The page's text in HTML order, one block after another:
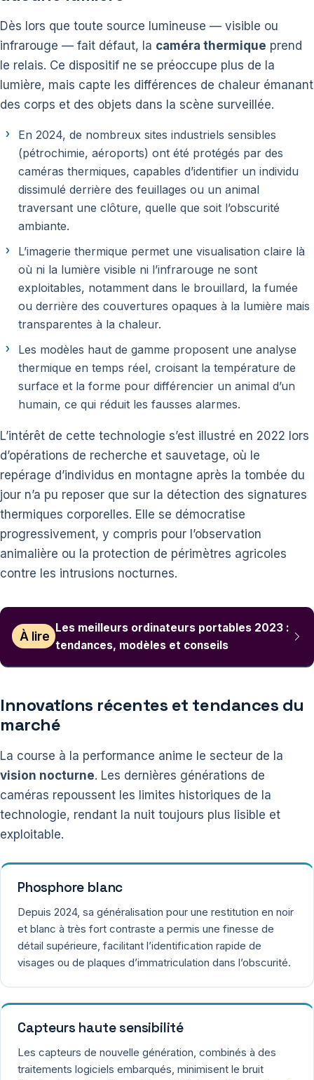
Dès lors que toute source lumineuse — visible ou
infrarouge — fait défaut, la caméra thermique prend
le relais. Ce dispositif ne se préoccupe plus de la
lumière, mais capte les différences de chaleur émanant
des corps et des objets dans la scène surveillée.
En 2024, de nombreux sites industriels sensibles
(pétrochimie, aéroports) ont été protégés par des
caméras thermiques, capables d’identifier un individu
dissimulé derrière des feuillages ou un animal
traversant une clôture, quelle que soit l’obscurité
ambiante.
L’imagerie thermique permet une visualisation claire là
où ni la lumière visible ni l’infrarouge ne sont
exploitables, notamment dans le brouillard, la fumée
ou derrière des couvertures opaques à la lumière mais
transparentes à la chaleur.
Les modèles haut de gamme proposent une analyse
thermique en temps réel, croisant la température de
surface et la forme pour différencier un animal d’un
humain, ce qui réduit les fausses alarmes.
L’intérêt de cette technologie s’est illustré en 2022 lors
d’opérations de recherche et sauvetage, où le
repérage d’individus en montagne après la tombée du
jour n’a pu reposer que sur la détection des signatures
thermiques corporelles. Elle se démocratise
progressivement, y compris pour l’observation
animalière ou la protection de périmètres agricoles
contre les intrusions nocturnes.
À lire
Les meilleurs ordinateurs portables 2023 :
tendances, modèles et conseils
Innovations récentes et tendances du
marché
La course à la performance anime le secteur de la
vision nocturne. Les dernières générations de
caméras repoussent les limites historiques de la
technologie, rendant la nuit toujours plus lisible et
exploitable.
Phosphore blanc
Depuis 2024, sa généralisation pour une restitution en noir
et blanc à très fort contraste a permis une finesse de
détail supérieure, facilitant l’identification rapide de
visages ou de plaques d’immatriculation dans l’obscurité.
Capteurs haute sensibilité
Les capteurs de nouvelle génération, combinés à des
traitements logiciels embarqués, minimisent le bruit